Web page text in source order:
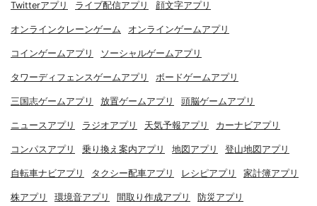
Twitterアプリ ライブ配信アプリ 顔文字アプリ
オンラインクレーンゲーム オンラインゲームアプリ
コインゲームアプリ ソーシャルゲームアプリ
タワーディフェンスゲームアプリ ボードゲームアプリ
三国志ゲームアプリ 放置ゲームアプリ 頭脳ゲームアプリ
ニュースアプリ ラジオアプリ 天気予報アプリ カーナビアプリ
コンパスアプリ 乗り換え案内アプリ 地図アプリ 登山地図アプリ
自転車ナビアプリ タクシー配車アプリ レシピアプリ 家計簿アプリ
株アプリ 環境音アプリ 間取り作成アプリ 防災アプリ